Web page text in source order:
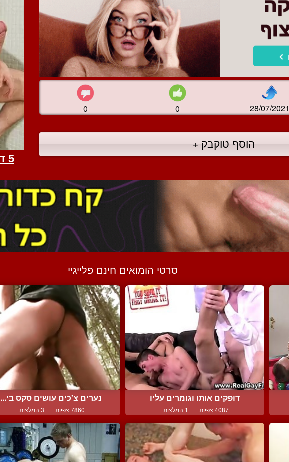
0 0 28/07/2021
הוסף טוקבק +
סרטי הומואים חינם פלייגיי
דופקים אותו וגומרים עליו
4087 צפיות | 1 המלצות
נערים צ'כים עושים סקס בי...
7860 צפיות | 3 המלצות